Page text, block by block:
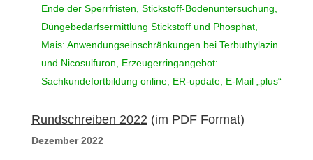
Ende der Sperrfristen, Stickstoff-Bodenuntersuchung,
Düngebedarfsermittlung Stickstoff und Phosphat,
Mais: Anwendungseinschränkungen bei Terbuthylazin
und Nicosulfuron, Erzeugerringangebot:
Sachkundefortbildung online, ER-update, E-Mail „plus“
Rundschreiben 2022 (im PDF Format)
Dezember 2022